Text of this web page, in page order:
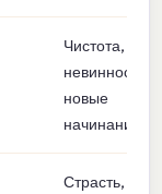
Чистота,
невинность и
новые
начинания
Страсть,